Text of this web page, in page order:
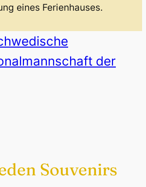
eines Ferienhauses.
der
Souvenirs